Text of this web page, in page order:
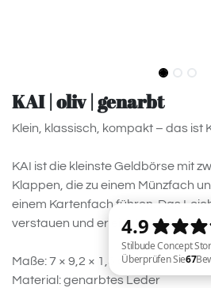
KAI | oliv | genarbt
Klein, klassisch, kompakt – das ist
KAI ist die kleinste Geldbörse mit
Klappen, die zu einem Münzfach
einem Kartenfach führen. Das
verstauen und erleichtert die
Maße: 7 × 9,2 × 1,5 cm
Material: genarbtes Leder